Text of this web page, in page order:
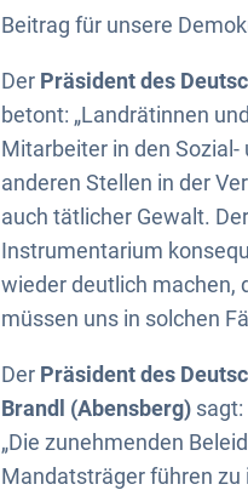
Beitrag für unsere
Der Präsident des
betont: „Landrätinnen
Mitarbeiter in den
anderen Stellen in der
auch tätlicher Gewalt.
Instrumentarium
wieder deutlich machen,
müssen uns in solchen
Der Präsident des
Brandl (Abensberg) sagt:
„Die zunehmenden
Mandatsträger führen